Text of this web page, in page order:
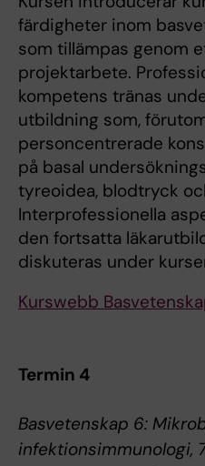
färdigheter inom
som tillämpas genom
projektarbete.
kompetens tränas
utbildning som,
personcentrerade
på basal
tyreoidea, blodtryck
Interprofessionella
den fortsatta
diskuteras under
Kurswebb
Termin 4
Basvetenskap 6:
infektionsimmunologi,